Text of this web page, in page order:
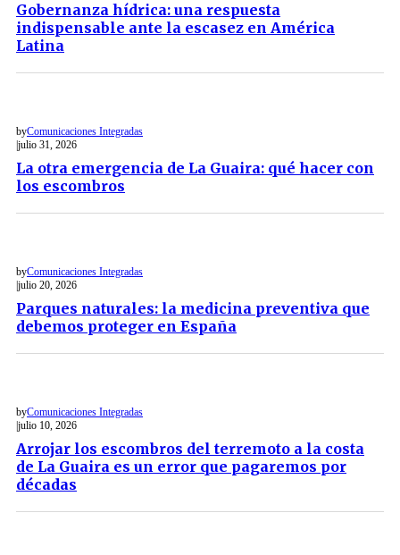
Gobernanza hídrica: una respuesta
indispensable ante la escasez en América
Latina
byComunicaciones Integradas
julio 31, 2026
La otra emergencia de La Guaira: qué hacer con
los escombros
byComunicaciones Integradas
julio 20, 2026
Parques naturales: la medicina preventiva que
debemos proteger en España
byComunicaciones Integradas
julio 10, 2026
Arrojar los escombros del terremoto a la costa
de La Guaira es un error que pagaremos por
décadas